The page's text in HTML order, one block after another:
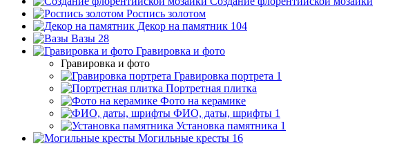
Роспись золотом
Декор на памятник 104
Вазы 28
Гравировка и фото
Гравировка и фото
Гравировка портрета 1
Портретная плитка
Фото на керамике
ФИО, даты, шрифты 1
Установка памятника 1
Могильные кресты 16